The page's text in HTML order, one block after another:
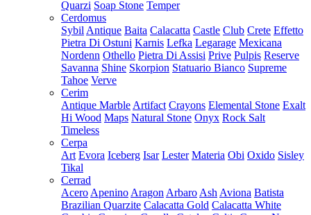
Quarzi Soap Stone Temper
Cerdomus
Sybil Antique Baita Calacatta Castle Club Crete Effetto
Pietra Di Ostuni Karnis Lefka Legarage Mexicana
Nordenn Othello Pietra Di Assisi Prive Pulpis Reserve
Savanna Shine Skorpion Statuario Bianco Supreme
Tahoe Verve
Cerim
Antique Marble Artifact Crayons Elemental Stone Exalt
Hi Wood Maps Natural Stone Onyx Rock Salt
Timeless
Cerpa
Art Evora Iceberg Isar Lester Materia Obi Oxido Sisley
Tikal
Cerrad
Acero Apenino Aragon Arbaro Ash Aviona Batista
Brazilian Quarzite Calacatta Gold Calacatta White